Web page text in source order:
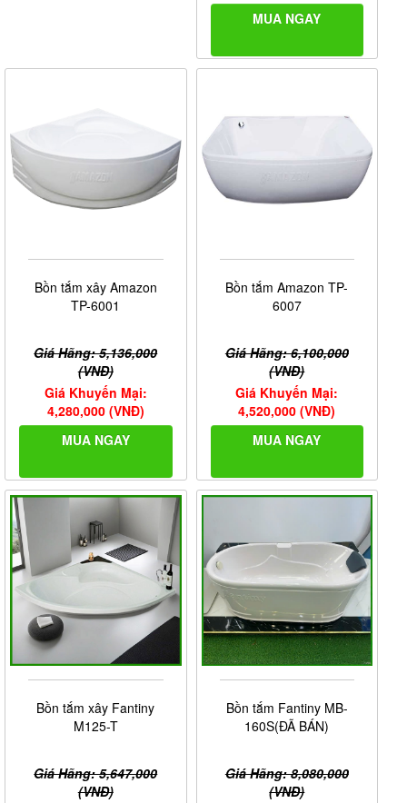
MUA NGAY
Bồn tắm xây Amazon
TP-6001
Giá Hãng: 5,136,000
(VNĐ)
Giá Khuyến Mại:
4,280,000 (VNĐ)
MUA NGAY
Bồn tắm Amazon TP-
6007
Giá Hãng: 6,100,000
(VNĐ)
Giá Khuyến Mại:
4,520,000 (VNĐ)
MUA NGAY
Bồn tắm xây Fantiny
M125-T
Giá Hãng: 5,647,000
(VNĐ)
Bồn tắm Fantiny MB-
160S(ĐÃ BÁN)
Giá Hãng: 8,080,000
(VNĐ)